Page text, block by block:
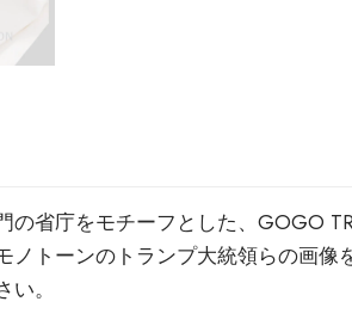
省庁をモチーフとした、GOGO
トーンのトランプ大統領らの画
。